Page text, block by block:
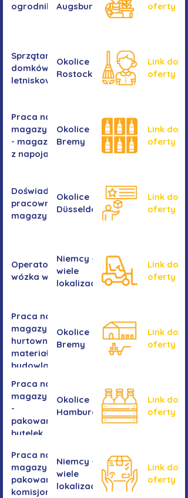
ogrodnikaAugsburga
oferty
Sprzątanie
domków
letniskowych
Okolice
Rostocku
Link do
oferty
Praca na
magazynie
- magazyn
z napojami
Okolice
Bremy
Link do
oferty
Doświadczony
pracownik/pracownica
magazynu
Okolice
Düsseldorf
Link do
oferty
Operator/operatorka
wózka widłowego
Niemcy -
wiele
lokalizacji
Link do
oferty
Praca na
magazynie -
hurtownia
materiałów
budowlanych
Okolice
Bremy
Link do
oferty
Praca na
magazynie
-
pakowanie
butelek
Okolice
Hamburga
Link do
oferty
Praca na
magazynie /
pakowanie /
komisjonowanie
Niemcy -
wiele
lokalizacji
Link do
oferty